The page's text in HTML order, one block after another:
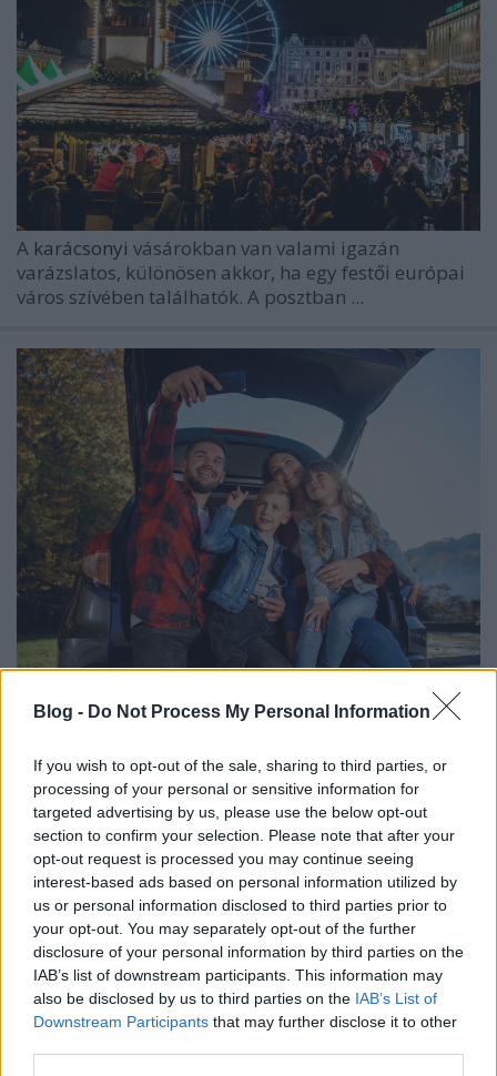
Blog - Do Not Process My Personal Information
If you wish to opt-out of the sale, sharing to third parties, or
processing of your personal or sensitive information for
targeted advertising by us, please use the below opt-out
section to confirm your selection. Please note that after your
opt-out request is processed you may continue seeing
interest-based ads based on personal information utilized by
us or personal information disclosed to third parties prior to
your opt-out. You may separately opt-out of the further
disclosure of your personal information by third parties on the
IAB’s list of downstream participants. This information may
also be disclosed by us to third parties on the IAB’s List of
Downstream Participants that may further disclose it to other
A karácsonyi vásárokban van valami igazán
varázslatos, különösen akkor, ha egy festői európai
város szívében találhatók. A posztban ...
Európa Pont